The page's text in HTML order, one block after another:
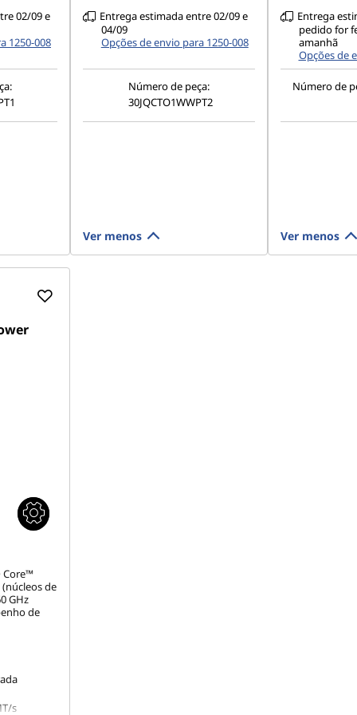
02/09 e
1250-008
Entrega estimada entre 02/09 e
04/09
Opções de envio para 1250-008
Número de peça:
30JQCTO1WWPT2
Ver menos
Entrega
pedido for
amanhã
Opções de
Número de
Ver menos
Core™
de
GHz
de
s